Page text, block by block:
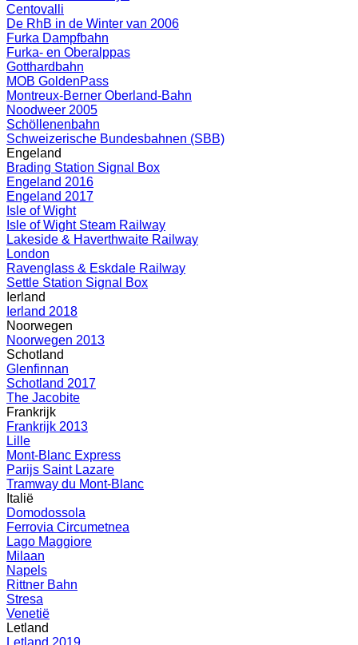
Centovalli
De RhB in de Winter van 2006
Furka Dampfbahn
Furka- en Oberalppas
Gotthardbahn
MOB GoldenPass
Montreux-Berner Oberland-Bahn
Noodweer 2005
Schöllenenbahn
Schweizerische Bundesbahnen (SBB)
Engeland
Brading Station Signal Box
Engeland 2016
Engeland 2017
Isle of Wight
Isle of Wight Steam Railway
Lakeside & Haverthwaite Railway
London
Ravenglass & Eskdale Railway
Settle Station Signal Box
Ierland
Ierland 2018
Noorwegen
Noorwegen 2013
Schotland
Glenfinnan
Schotland 2017
The Jacobite
Frankrijk
Frankrijk 2013
Lille
Mont-Blanc Express
Parijs Saint Lazare
Tramway du Mont-Blanc
Italië
Domodossola
Ferrovia Circumetnea
Lago Maggiore
Milaan
Napels
Rittner Bahn
Stresa
Venetië
Letland
Letland 2019